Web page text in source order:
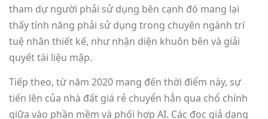
tham dự người phải sử dụng bên cạnh đó mang lại
thấy tính năng phải sử dụng trong chuyên ngành trí
tuệ nhân thiết kế, như nhận diện khuôn bên và giải
quyết tài liệu mập.
Tiếp theo, từ năm 2020 mang đến thời điểm này, sự
tiến lên của nhà đất giá rẻ chuyển hẳn qua chổ chính
giữa vào phần mềm và phối hợp AI. Các đọc giả dạng